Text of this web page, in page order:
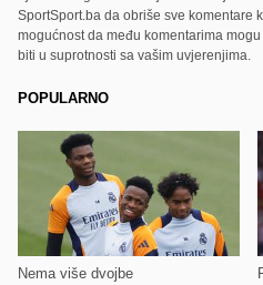
SportSport.ba da obriše sve komentare
mogućnost da među komentarima
biti u suprotnosti sa vašim uvjerenjima.
POPULARNO
Nema više dvojbe